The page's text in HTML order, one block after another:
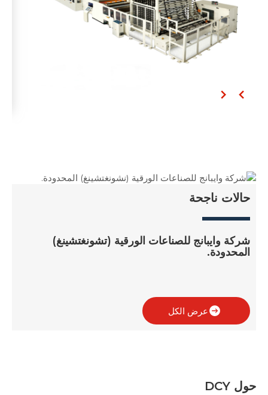
حالات ناجحة
شركة وايبانج للصناعات الورقية (تشونغتشينغ)
المحدودة.
عرض الكل
حول DCY